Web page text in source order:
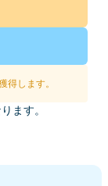
得します。
ます。